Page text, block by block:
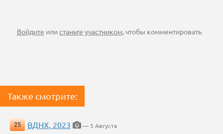
Войдите илистаньте участником, чтобы комментировать
Также смотрите:
25 ВДНХ, 2023
— 5 Августа